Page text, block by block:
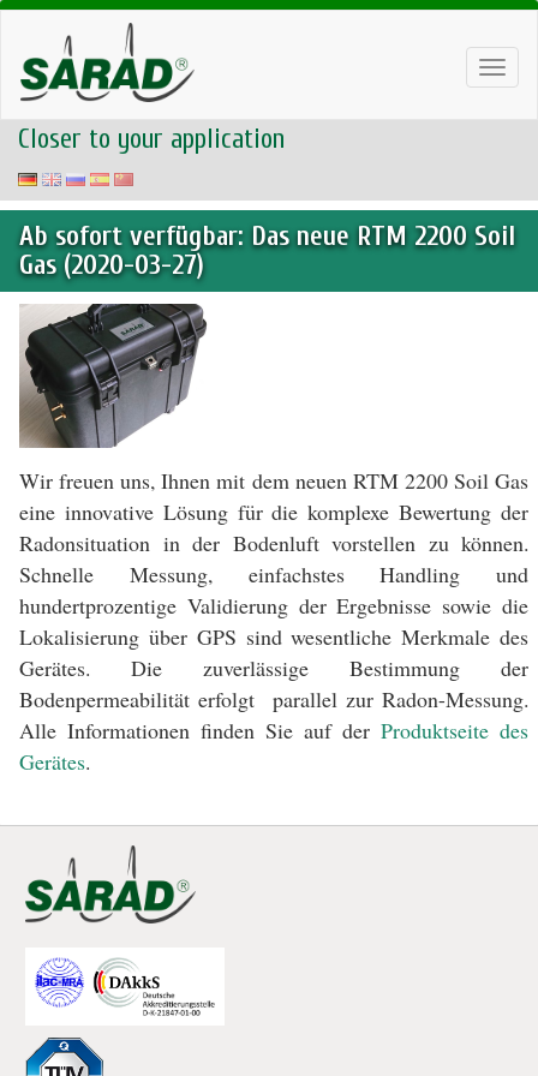
Closer to your application
Ab sofort verfügbar: Das neue RTM 2200 Soil
Gas (2020-03-27)
Wir freuen uns, Ihnen mit dem neuen RTM 2200 Soil Gas
eine innovative Lösung für die komplexe Bewertung der
Radonsituation in der Bodenluft vorstellen zu können.
Schnelle Messung, einfachstes Handling und
hundertprozentige Validierung der Ergebnisse sowie die
Lokalisierung über GPS sind wesentliche Merkmale des
Gerätes. Die zuverlässige Bestimmung der
Bodenpermeabilität erfolgt parallel zur Radon-Messung.
Alle Informationen finden Sie auf der Produktseite des
Gerätes.